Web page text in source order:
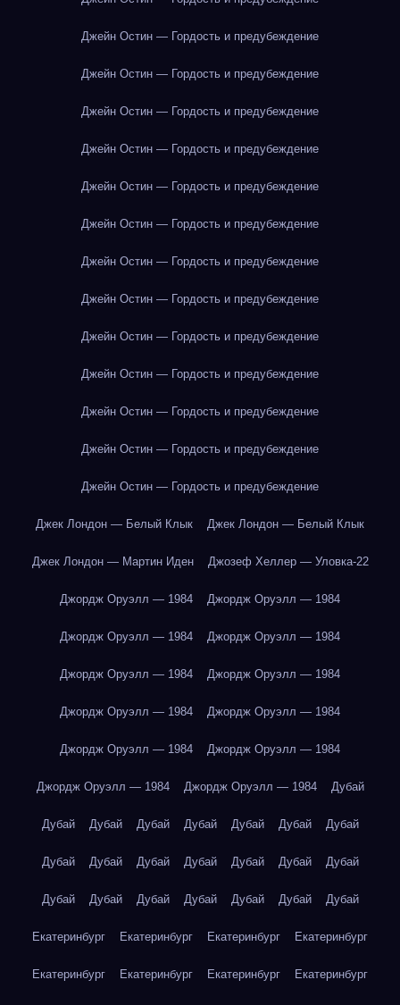
Джейн Остин — Гордость и предубеждение
Джейн Остин — Гордость и предубеждение
Джейн Остин — Гордость и предубеждение
Джейн Остин — Гордость и предубеждение
Джейн Остин — Гордость и предубеждение
Джейн Остин — Гордость и предубеждение
Джейн Остин — Гордость и предубеждение
Джейн Остин — Гордость и предубеждение
Джейн Остин — Гордость и предубеждение
Джейн Остин — Гордость и предубеждение
Джейн Остин — Гордость и предубеждение
Джейн Остин — Гордость и предубеждение
Джейн Остин — Гордость и предубеждение
Джек Лондон — Белый Клык Джек Лондон — Белый Клык
Джек Лондон — Мартин Иден Джозеф Хеллер — Уловка-22
Джордж Оруэлл — 1984 Джордж Оруэлл — 1984
Джордж Оруэлл — 1984 Джордж Оруэлл — 1984
Джордж Оруэлл — 1984 Джордж Оруэлл — 1984
Джордж Оруэлл — 1984 Джордж Оруэлл — 1984
Джордж Оруэлл — 1984 Джордж Оруэлл — 1984
Джордж Оруэлл — 1984 Джордж Оруэлл — 1984 Дубай
Дубай Дубай Дубай Дубай Дубай Дубай Дубай
Дубай Дубай Дубай Дубай Дубай Дубай Дубай
Дубай Дубай Дубай Дубай Дубай Дубай Дубай
Екатеринбург Екатеринбург Екатеринбург Екатеринбург
Екатеринбург Екатеринбург Екатеринбург Екатеринбург